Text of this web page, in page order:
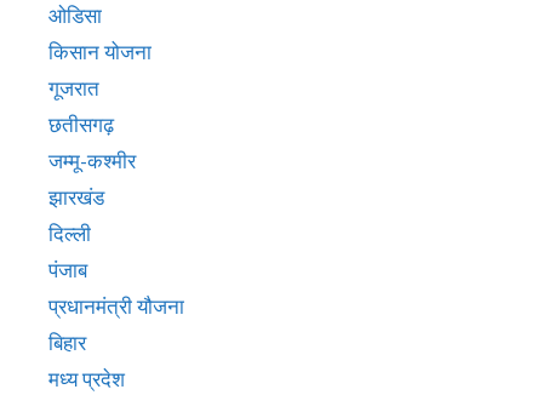
ओडिसा
किसान योजना
गूजरात
छतीसगढ़
जम्मू-कश्मीर
झारखंड
दिल्ली
पंजाब
प्रधानमंत्री यौजना
बिहार
मध्य प्रदेश